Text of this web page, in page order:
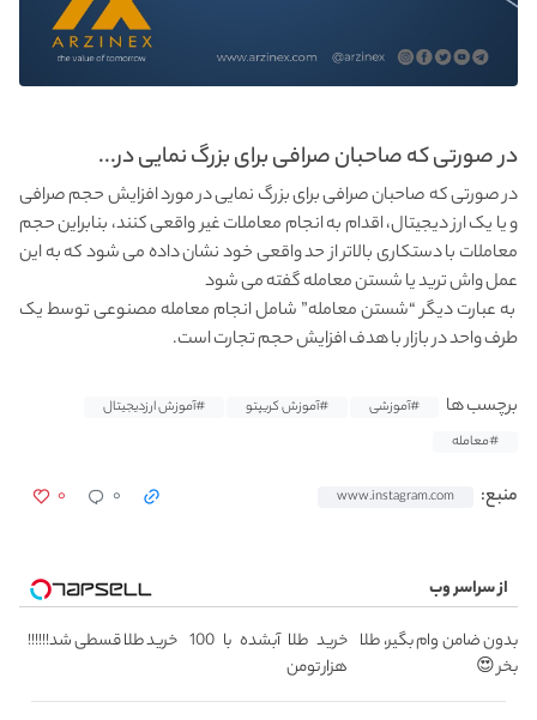
در صورتی که صاحبان صرافی برای بزرگ نمایی در...
در صورتی که صاحبان صرافی برای بزرگ نمایی در مورد افزایش حجم صرافی
و یا یک ارز دیجیتال، اقدام به انجام معاملات غیر واقعی کنند، بنابراین حجم
معاملات با دستکاری بالاتر از حد واقعی خود نشان داده می شود که به این
عمل واش ترید یا شستن معامله گفته می شود
به عبارت دیگر “شستن معامله” شامل انجام معامله مصنوعی توسط یک
طرف واحد در بازار با هدف افزایش حجم تجارت است.
برچسب ها #آموزشی #آموزش کریپتو
#آموزش ارزدیجیتال
#معامله
منبع: www.instagram.com ۰ ۰
از سراسر وب
بدون ضامن وام بگیر، طلا
بخر 😍
خرید طلا آبشده با 100
هزار تومن
خرید طلا قسطی شد!!!!!!